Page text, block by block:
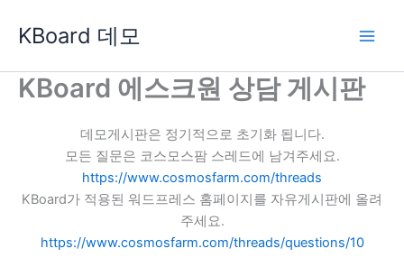
로
KBoard 데모
KBoard 에스크원 상담 게시판
데모게시판은 정기적으로 초기화 됩니다.
모든 질문은 코스모스팜 스레드에 남겨주세요.
https://www.cosmosfarm.com/threads
KBoard가 적용된 워드프레스 홈페이지를 자유게시판에 올려
주세요.
https://www.cosmosfarm.com/threads/questions/10